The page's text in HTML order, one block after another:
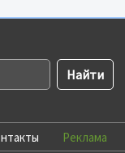
Реклама